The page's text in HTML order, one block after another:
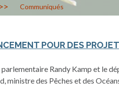
> Communiqués
POUR DES
Randy Kamp et le
ministre des Pêches et des